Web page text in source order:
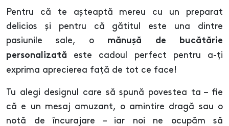
Pentru că te așteaptă mereu cu un preparat
delicios și pentru că gătitul este una dintre
pasiunile sale, o mănușă de bucătărie
personalizată este cadoul perfect pentru a-ți
exprima aprecierea față de tot ce face!
Tu alegi designul care să spună povestea ta – fie
că e un mesaj amuzant, o amintire dragă sau o
notă de încurajare – iar noi ne ocupăm să